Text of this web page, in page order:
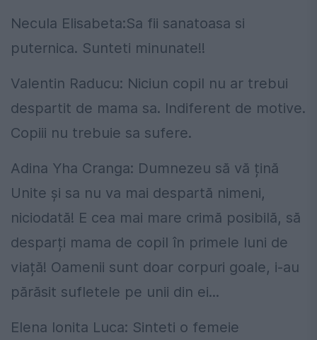
Necula Elisabeta:Sa fii sanatoasa si
puternica. Sunteti minunate!!
Valentin Raducu: Niciun copil nu ar trebui
despartit de mama sa. Indiferent de motive.
Copiii nu trebuie sa sufere.
Adina Yha Cranga: Dumnezeu să vă țină
Unite și sa nu va mai despartă nimeni,
niciodată! E cea mai mare crimă posibilă, să
desparți mama de copil în primele luni de
viață! Oamenii sunt doar corpuri goale, i-au
părăsit sufletele pe unii din ei...
Elena Ionita Luca: Sinteti o femeie